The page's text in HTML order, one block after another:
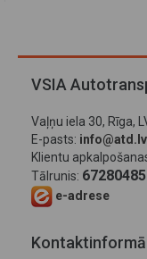
VSIA
Vaļņu iela 30, Rīga,
E-pasts: info@atd.lv
Klientu
Tālrunis: 67280485
e-adrese